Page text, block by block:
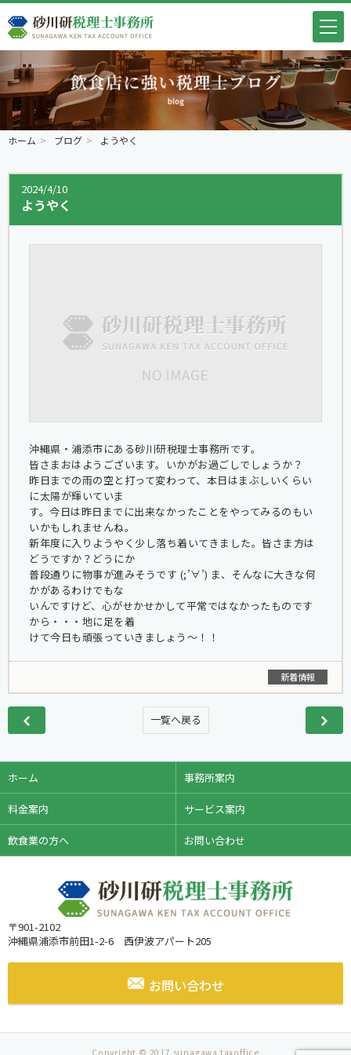
ホーム ブログ ようやく
2024/4/10
ようやく
沖縄県・浦添市にある砂川研税理士事務所です。
皆さまおはようございます。いかがお過ごしでしょうか？
昨日までの雨の空と打って変わって、本日はまぶしいくらい
に太陽が輝いていま
す。今日は昨日までに出来なかったことをやってみるのもい
いかもしれませんね。
新年度に入りようやく少し落ち着いてきました。皆さま方は
どうですか？どうにか
普段通りに物事が進みそうです (;’∀’) ま、そんなに大きな何
かがあるわけでもな
いんですけど、心がせかせかして平常ではなかったものです
から・・・地に足を着
けて今日も頑張っていきましょう～！！
新着情報
一覧へ戻る
ホーム 事務所案内
料金案内 サービス案内
飲食業の方へ お問い合わせ
〒901-2102
沖縄県浦添市前田1-2-6 西伊波アパート205
お問い合わせ
Copyright © 2017 sunagawa taxoffice